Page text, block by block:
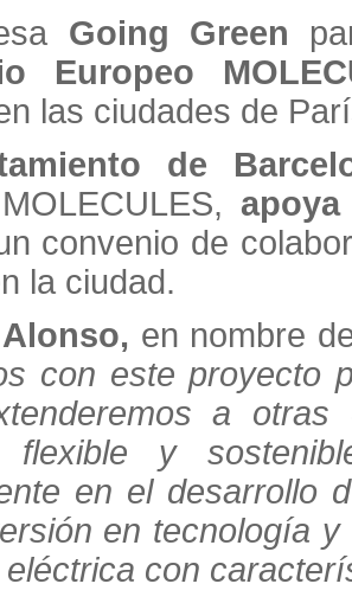
Going Green
Europeo
las ciudades de
de
convenio de
la ciudad.
en nombre
con este proyecto
a otras
flexible y
en el desarrollo
en tecnología
eléctrica con